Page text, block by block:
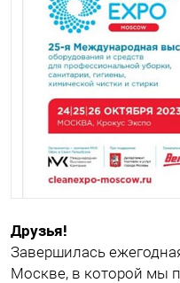
Друзья!
Завершилась
Москве, в которой мы